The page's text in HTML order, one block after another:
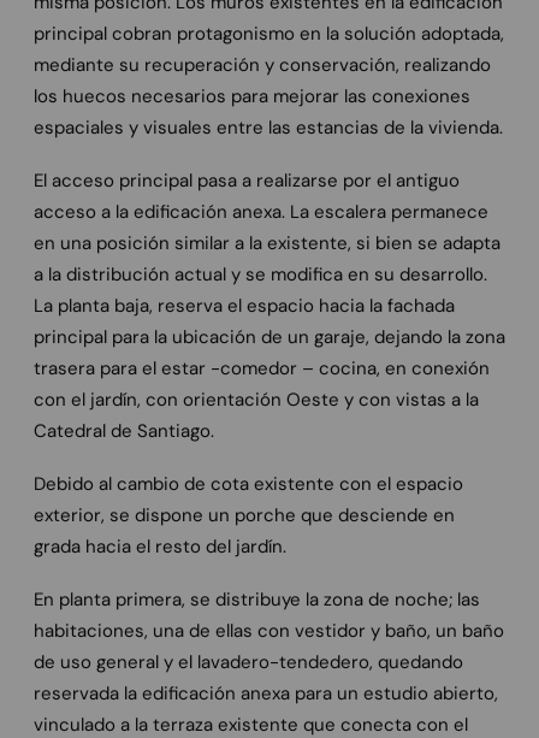
principal cobran protagonismo en la solución adoptada,
mediante su recuperación y conservación, realizando
los huecos necesarios para mejorar las conexiones
espaciales y visuales entre las estancias de la vivienda.
El acceso principal pasa a realizarse por el antiguo
acceso a la edificación anexa. La escalera permanece
en una posición similar a la existente, si bien se adapta
a la distribución actual y se modifica en su desarrollo.
La planta baja, reserva el espacio hacia la fachada
principal para la ubicación de un garaje, dejando la zona
trasera para el estar -comedor – cocina, en conexión
con el jardín, con orientación Oeste y con vistas a la
Catedral de Santiago.
Debido al cambio de cota existente con el espacio
exterior, se dispone un porche que desciende en
grada hacia el resto del jardín.
En planta primera, se distribuye la zona de noche; las
habitaciones, una de ellas con vestidor y baño, un baño
de uso general y el lavadero-tendedero, quedando
reservada la edificación anexa para un estudio abierto,
vinculado a la terraza existente que conecta con el